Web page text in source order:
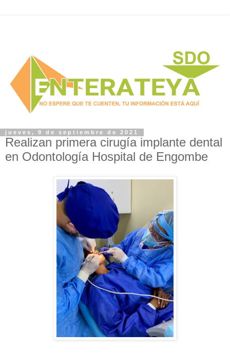
jueves, 9 de septiembre de 2021
Realizan primera cirugía implante dental
en Odontología Hospital de Engombe